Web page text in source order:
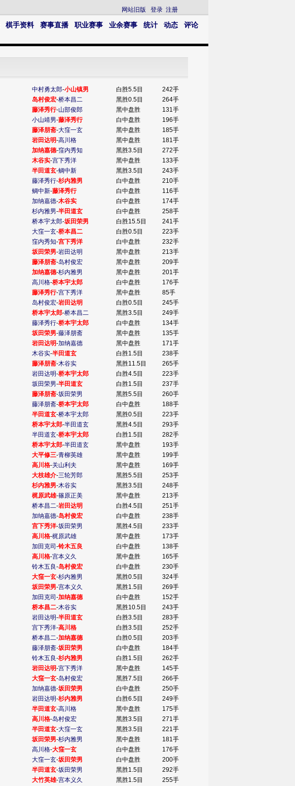
网站旧版 登录 注册
棋手资料 赛事直播 职业赛事 业余赛事 统计 动态
评论
中村勇太郎-小山镇男 白胜5.5目
242手
岛村俊宏-桥本昌二 黑胜0.5目
264手
藤泽秀行-山部俊郎 黑中盘胜
131手
小山靖男-藤泽秀行 白中盘胜
196手
藤泽朋斋-大窪一玄 黑中盘胜
185手
岩田达明-高川格 黑中盘胜
181手
加纳嘉德-窪内秀知 黑胜3.5目
272手
木谷实-宫下秀洋 黑中盘胜
133手
半田道玄-鲷中新 黑胜3.5目
243手
藤泽秀行-杉内雅男 白中盘胜
210手
鲷中新-藤泽秀行 白中盘胜
116手
加纳嘉德-木谷实 白中盘胜
174手
杉内雅男-半田道玄 白中盘胜
258手
桥本宇太郎-坂田荣男 白胜15.5目
241手
大窪一玄-桥本昌二 白胜0.5目
223手
窪内秀知-宫下秀洋 白中盘胜
232手
坂田荣男-岩田达明 黑中盘胜
213手
藤泽朋斋-岛村俊宏 黑中盘胜
209手
加纳嘉德-杉内雅男 黑中盘胜
201手
高川格-桥本宇太郎 白中盘胜
176手
藤泽秀行-宫下秀洋 黑中盘胜
85手
岛村俊宏-岩田达明 白胜0.5目
245手
桥本宇太郎-桥本昌二 黑胜3.5目
249手
藤泽秀行-桥本宇太郎 白中盘胜
134手
坂田荣男-藤泽朋斋 黑中盘胜
135手
岩田达明-加纳嘉德 黑中盘胜
171手
木谷实-半田道玄 白胜1.5目
238手
藤泽朋斋-木谷实 黑胜11.5目
265手
岩田达明-桥本宇太郎 白胜4.5目
223手
坂田荣男-半田道玄 白胜1.5目
237手
藤泽朋斋-坂田荣男 黑胜5.5目
260手
藤泽朋斋-桥本宇太郎 白中盘胜
188手
半田道玄-桥本宇太郎 黑胜0.5目
223手
桥本宇太郎-半田道玄 黑胜4.5目
293手
半田道玄-桥本宇太郎 白胜1.5目
282手
桥本宇太郎-半田道玄 黑中盘胜
193手
大平修三-青柳英雄 黑中盘胜
199手
高川格-关山利夫 黑中盘胜
169手
大枝雄介-三轮芳郎 黑胜5.5目
253手
杉内雅男-木谷实 黑胜3.5目
248手
梶原武雄-篠原正美 黑中盘胜
213手
桥本昌二-岩田达明 白胜4.5目
251手
加纳嘉德-岛村俊宏 白中盘胜
238手
宫下秀洋-坂田荣男 黑胜4.5目
233手
高川格-梶原武雄 黑中盘胜
173手
加田克司 -铃木五良 白中盘胜
138手
高川格-宫本义久 黑中盘胜
165手
铃木五良-岛村俊宏 白中盘胜
230手
大窪一玄-杉内雅男 黑胜0.5目
324手
坂田荣男-宫本义久 黑胜1.5目
269手
加田克司 -加纳嘉德 白中盘胜
152手
桥本昌二-木谷实 黑胜10.5目
243手
岩田达明-半田道玄 白胜3.5目
283手
宫下秀洋-高川格 白胜3.5目
252手
桥本昌二-加纳嘉德 白胜0.5目
203手
藤泽朋斋-坂田荣男 白中盘胜
184手
铃木五良-杉内雅男 白胜1.5目
262手
岩田达明-宫下秀洋 黑中盘胜
145手
大窪一玄-岛村俊宏 黑胜7.5目
266手
加纳嘉德-坂田荣男 白中盘胜
250手
岩田达明-杉内雅男 白胜6.5目
249手
半田道玄-高川格 黑中盘胜
175手
高川格-岛村俊宏 黑胜3.5目
271手
半田道玄-大窪一玄 黑胜3.5目
221手
坂田荣男-杉内雅男 黑中盘胜
181手
高川格-大窪一玄 白中盘胜
176手
大窪一玄-坂田荣男 白中盘胜
200手
半田道玄-坂田荣男 黑胜1.5目
292手
大竹英雄-宫本义久 黑胜1.5目
255手